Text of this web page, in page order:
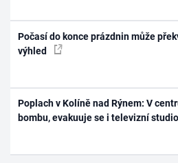
Počasí do konce prázdnin může
výhled
Poplach v Kolíně nad Rýnem: V
bombu, evakuuje se i televizní studio